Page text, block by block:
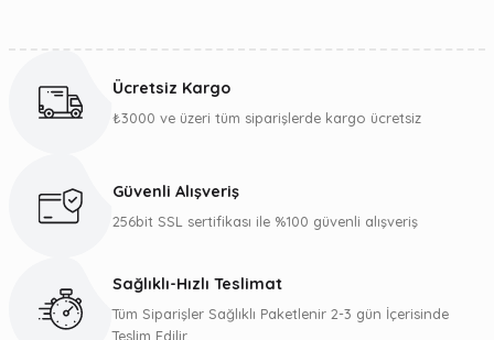
Görüş ve önerileriniz için teşekkür ederiz.
Ürün bilgilerinde hatalar bulunuyor.
Ücretsiz Kargo
₺3000 ve üzeri tüm siparişlerde kargo ücretsiz
Güvenli Alışveriş
256bit SSL sertifikası ile %100 güvenli alışveriş
Sağlıklı-Hızlı Teslimat
Tüm Siparişler Sağlıklı Paketlenir 2-3 gün İçerisinde
Teslim Edilir.